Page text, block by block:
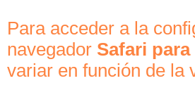
Para acceder a la
navegador Safari para
variar en función de la